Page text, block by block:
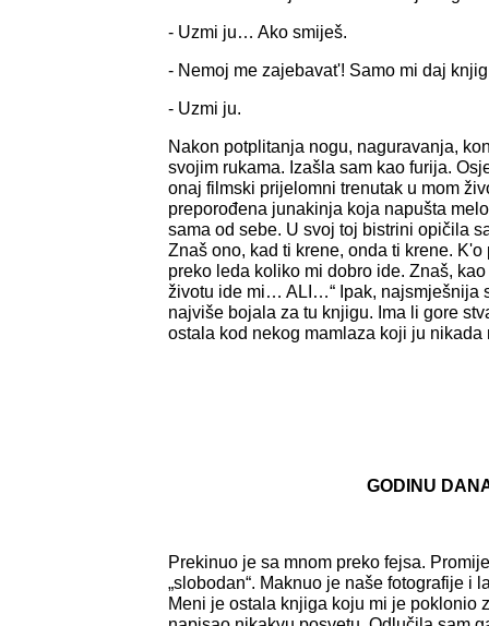
- Uzmi ju… Ako smiješ.
- Nemoj me zajebavat'! Samo mi daj
- Uzmi ju.
Nakon potplitanja nogu, naguravanja,
svojim rukama. Izašla sam kao furija.
onaj filmski prijelomni trenutak u mom
preporođena junakinja koja napušta
sama od sebe. U svoj toj bistrini opičila
Znaš ono, kad ti krene, onda ti krene.
preko leda koliko mi dobro ide. Znaš,
životu ide mi… ALI…“ Ipak, najsmješnija
najviše bojala za tu knjigu. Ima li gore
ostala kod nekog mamlaza koji ju nikada
GODINU
Prekinuo je sa mnom preko fejsa.
„slobodan“. Maknuo je naše fotografije i
Meni je ostala knjiga koju mi je poklonio